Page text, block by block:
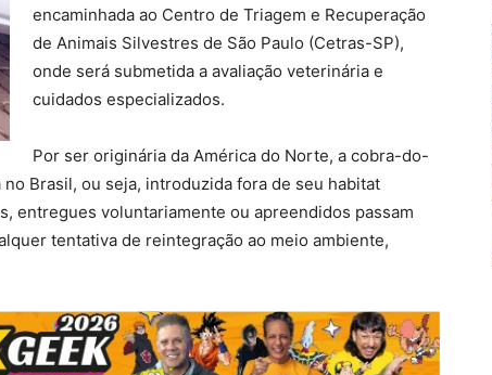
encaminhada ao Centro de Triagem e Recuperação
de Animais Silvestres de São Paulo (Cetras-SP),
onde será submetida a avaliação veterinária e
cuidados especializados.
Por ser originária da América do Norte, a cobra-do-
Brasil, ou seja, introduzida fora de seu habitat
entregues voluntariamente ou apreendidos passam
tentativa de reintegração ao meio ambiente,